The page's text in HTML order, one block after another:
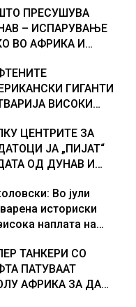
ПРЕСУШУВА
– ИСПАРУВАЊЕ
ВО АФРИКА И
објаснување на
од Србија
ГИГАНТИ
ВИСОКИ
ДА ГИ НАМАЛАТ
НА ГОРИВАТА
ЦЕНТРИТЕ ЗА
ЈА „ПИЈАТ“
ОД ДУНАВ И
е лидер во
по бројот на
центри за
Во јули
историски
наплата на
денари –
систем што
резултати
ТАНКЕРИ СО
ПАТУВААТ
АФРИКА ЗА ДА